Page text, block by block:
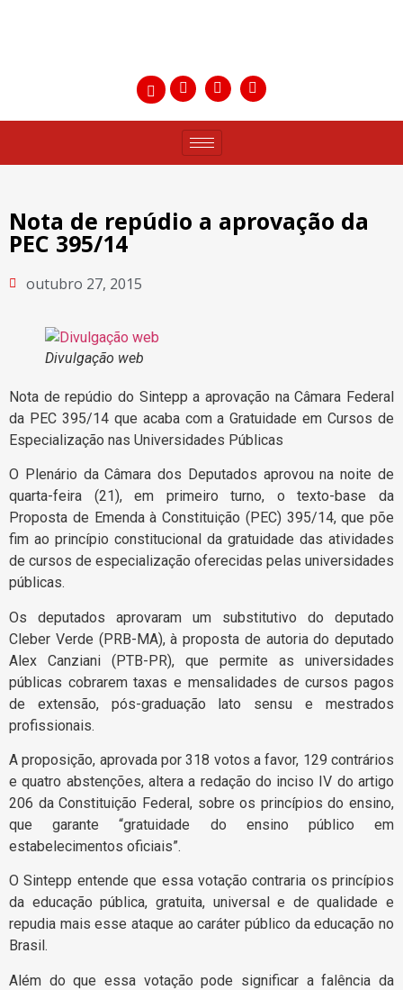
Nota de repúdio a aprovação da
PEC 395/14
outubro 27, 2015
Divulgação web
Nota de repúdio do Sintepp a aprovação na Câmara Federal
da PEC 395/14 que acaba com a Gratuidade em Cursos de
Especialização nas Universidades Públicas
O Plenário da Câmara dos Deputados aprovou na noite de
quarta-feira (21), em primeiro turno, o texto-base da
Proposta de Emenda à Constituição (PEC) 395/14, que põe
fim ao princípio constitucional da gratuidade das atividades
de cursos de especialização oferecidas pelas universidades
públicas.
Os deputados aprovaram um substitutivo do deputado
Cleber Verde (PRB-MA), à proposta de autoria do deputado
Alex Canziani (PTB-PR), que permite as universidades
públicas cobrarem taxas e mensalidades de cursos pagos
de extensão, pós-graduação lato sensu e mestrados
profissionais.
A proposição, aprovada por 318 votos a favor, 129 contrários
e quatro abstenções, altera a redação do inciso IV do artigo
206 da Constituição Federal, sobre os princípios do ensino,
que garante “gratuidade do ensino público em
estabelecimentos oficiais”.
O Sintepp entende que essa votação contraria os princípios
da educação pública, gratuita, universal e de qualidade e
repudia mais esse ataque ao caráter público da educação no
Brasil.
Além do que essa votação pode significar a falência da